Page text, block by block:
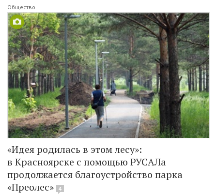
Общество
«Идея родилась в этом лесу»:
в Красноярске с помощью РУСАЛа
продолжается благоустройство парка
«Преолес»
4